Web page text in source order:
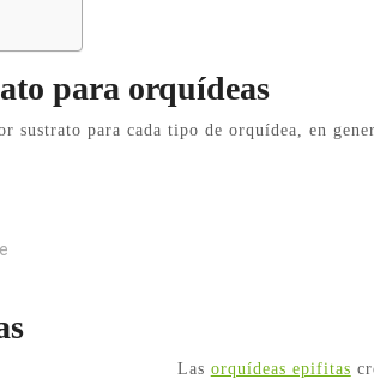
para orquídeas
sustrato para cada tipo de orquídea, en
Las orquídeas epifitas